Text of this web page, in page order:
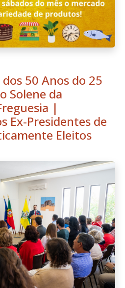
50 Anos do 25
Solene da
|
Ex-Presidentes de
Eleitos